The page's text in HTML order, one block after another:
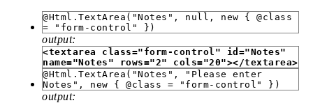
@Html.TextArea("Notes", null, new { @class
= "form-control" })
output:
<textarea class="form-control" id="Notes"
name="Notes" rows="2" cols="20"></textarea>
@Html.TextArea("Notes", "Please enter
Notes", new { @class = "form-control" })
output: